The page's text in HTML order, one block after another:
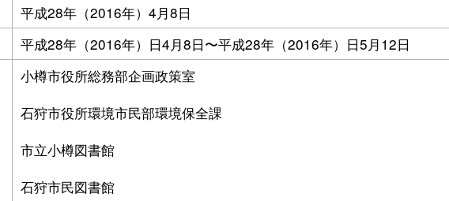
平成28年（2016年）4月8日
平成28年（2016年）日4月8日〜平成28年（2016年）日5月12日
小樽市役所総務部企画政策室
石狩市役所環境市民部環境保全課
市立小樽図書館
石狩市民図書館